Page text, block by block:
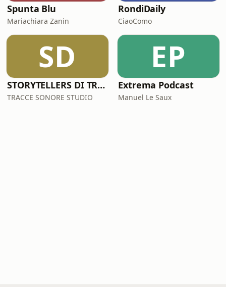
Spunta Blu
Mariachiara Zanin
RondiDaily
CiaoComo
SD
STORYTELLERS DI TRACCESONORE STUDIO
TRACCE SONORE STUDIO
EP
Extrema Podcast
Manuel Le Saux